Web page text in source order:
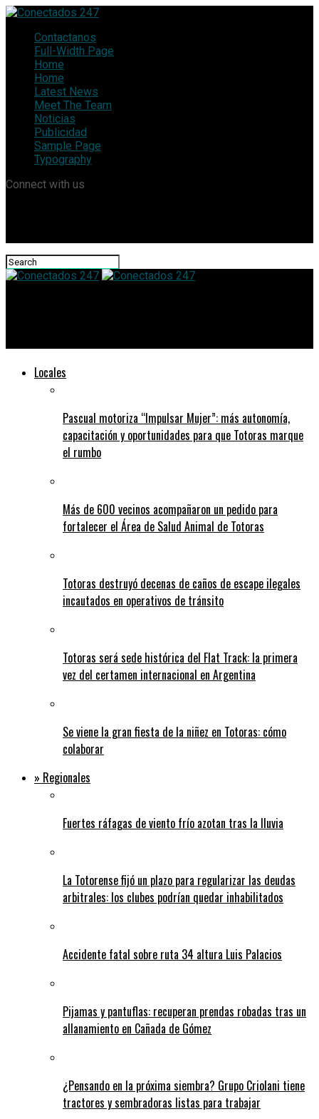
Contactanos
Full-Width Page
Home
Home
Latest News
Meet The Team
Noticias
Publicidad
Sample Page
Typography
Connect with us
Locales
Pascual motoriza “Impulsar Mujer”: más autonomía,
capacitación y oportunidades para que Totoras marque
el rumbo
Más de 600 vecinos acompañaron un pedido para
fortalecer el Área de Salud Animal de Totoras
Totoras destruyó decenas de caños de escape ilegales
incautados en operativos de tránsito
Totoras será sede histórica del Flat Track: la primera
vez del certamen internacional en Argentina
Se viene la gran fiesta de la niñez en Totoras: cómo
colaborar
» Regionales
Fuertes ráfagas de viento frío azotan tras la lluvia
La Totorense fijó un plazo para regularizar las deudas
arbitrales: los clubes podrían quedar inhabilitados
Accidente fatal sobre ruta 34 altura Luis Palacios
Pijamas y pantuflas: recuperan prendas robadas tras un
allanamiento en Cañada de Gómez
¿Pensando en la próxima siembra? Grupo Criolani tiene
tractores y sembradoras listas para trabajar